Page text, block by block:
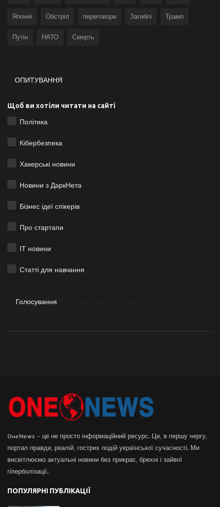
Японія Обстріл переговори Загиблі Трамп
Путін НАТО Смерть
ОПИТУВАННЯ
Щоб ви хотіли читати на сайті
Політика
Кібербезпека
Хакерські новини
Новини з ДаркНета
Бізнес ідеї спікерів
Про стартапи
ІТ новини
Статті для навчання
Голосування
OneNews – це не просто інформаційний ресурс. Це, в першу чергу,
портал правди, реалій, гострих подій української сучасності. Ми
висвітлюємо актуальні новини без прикрас, брехні і зайвої
гіперболізації.
ПОПУЛЯРНІ ПУБЛІКАЦІЇ